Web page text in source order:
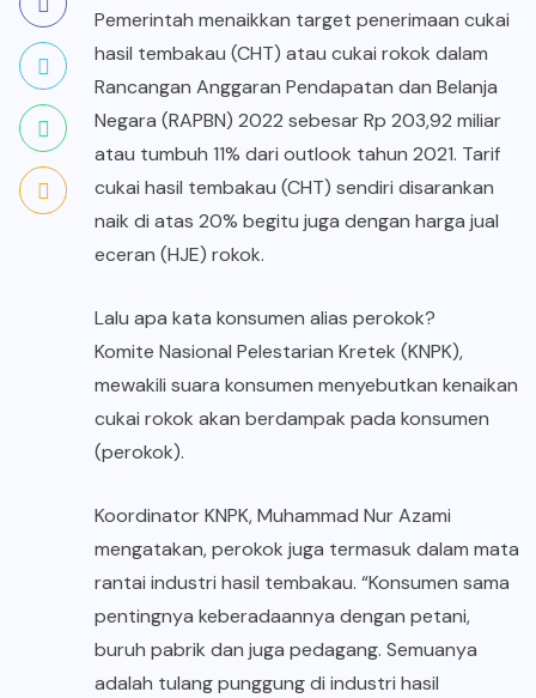
Pemerintah menaikkan target penerimaan cukai
hasil tembakau (CHT) atau cukai rokok dalam
Rancangan Anggaran Pendapatan dan Belanja
Negara (RAPBN) 2022 sebesar Rp 203,92 miliar
atau tumbuh 11% dari outlook tahun 2021. Tarif
cukai hasil tembakau (CHT) sendiri disarankan
naik di atas 20% begitu juga dengan harga jual
eceran (HJE) rokok.
Lalu apa kata konsumen alias perokok?
Komite Nasional Pelestarian Kretek (KNPK),
mewakili suara konsumen menyebutkan kenaikan
cukai rokok akan berdampak pada konsumen
(perokok).
Koordinator KNPK, Muhammad Nur Azami
mengatakan, perokok juga termasuk dalam mata
rantai industri hasil tembakau. “Konsumen sama
pentingnya keberadaannya dengan petani,
buruh pabrik dan juga pedagang. Semuanya
adalah tulang punggung di industri hasil